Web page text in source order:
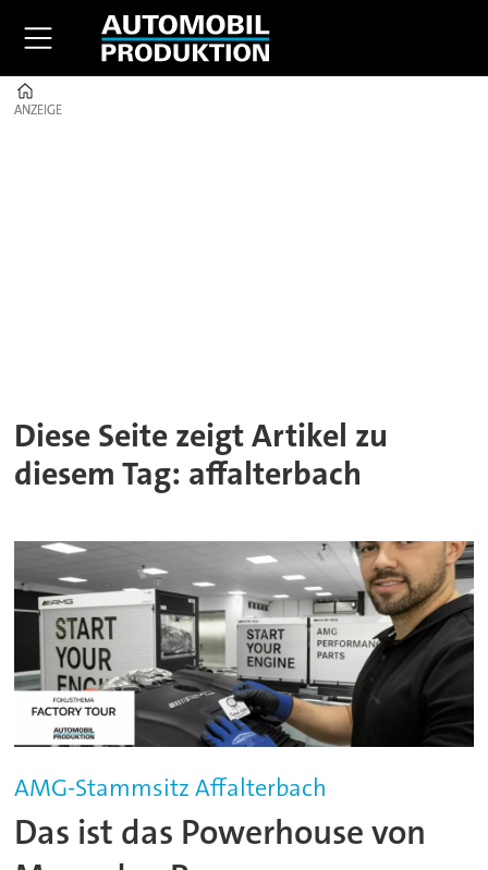
ANZEIGE
ANZEIGE
Diese Seite zeigt Artikel zu
diesem Tag: affalterbach
AMG-Stammsitz Affalterbach
Das ist das Powerhouse von